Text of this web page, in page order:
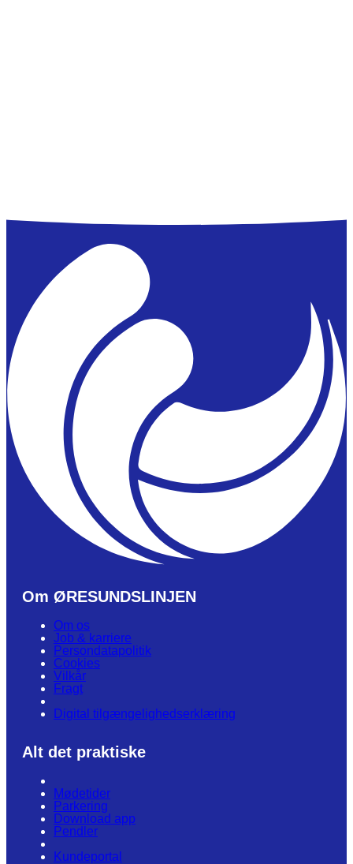
Om ØRESUNDSLINJEN
Om os
Job & karriere
Persondatapolitik
Cookies
Vilkår
Fragt
Digital tilgængelighedserklæring
Alt det praktiske
Mødetider
Parkering
Download app
Pendler
Kundeportal